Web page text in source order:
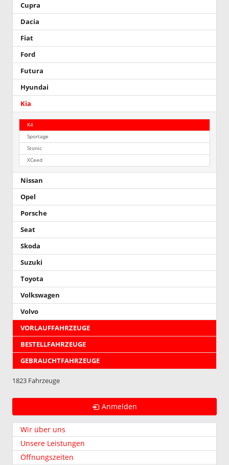
Cupra
Dacia
Fiat
Ford
Futura
Hyundai
Kia
K4
Sportage
Stonic
XCeed
Nissan
Opel
Porsche
Seat
Skoda
Suzuki
Toyota
Volkswagen
Volvo
VORLAUFFAHRZEUGE
BESTELLFAHRZEUGE
GEBRAUCHTFAHRZEUGE
1823 Fahrzeuge
Anmelden
Wir über uns
Unsere Leistungen
Öffnungszeiten